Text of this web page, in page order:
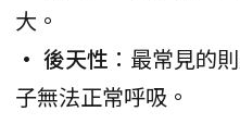
大。
• 後天性 ：最常見的
子無法正常呼吸。